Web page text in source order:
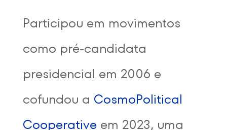
Participou em movimentos
como pré-candidata
presidencial em 2006 e
cofundou a CosmoPolitical
Cooperativeem 2023, uma